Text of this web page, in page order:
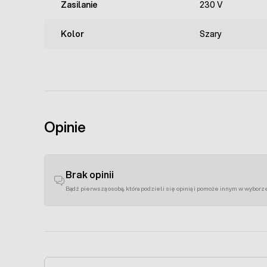
Zasilanie 230 V
Kolor Szary
Opinie
Brak opinii
Bądź pierwszą osobą, która podzieli się opinią i pomoże innym w